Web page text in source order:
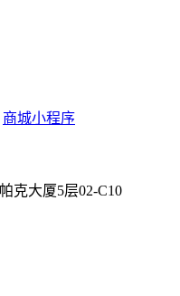
商城小程序
克大厦5层02-C10